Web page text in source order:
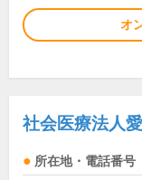
オ
社会医療法人
所在地・電話番号